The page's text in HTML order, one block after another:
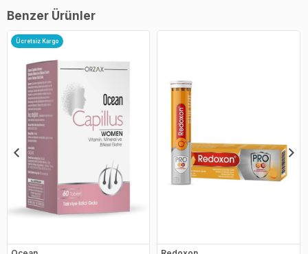
Benzer Ürünler
Ücretsiz Kargo